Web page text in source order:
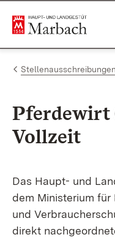
Zum Inhalt
Link zur Startseite
Stellenausschreibungen
Pferdewirt
Vollzeit
Das Haupt- und
dem Ministerium für
und
direkt